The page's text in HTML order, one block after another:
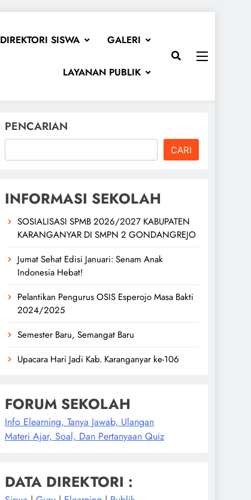
DIREKTORI SISWA GALERI
LAYANAN PUBLIK
PENCARIAN
CARI
INFORMASI SEKOLAH
SOSIALISASI SPMB 2026/2027 KABUPATEN
KARANGANYAR DI SMPN 2 GONDANGREJO
Jumat Sehat Edisi Januari: Senam Anak
Indonesia Hebat!
Pelantikan Pengurus OSIS Esperojo Masa Bakti
2024/2025
Semester Baru, Semangat Baru
Upacara Hari Jadi Kab. Karanganyar ke-106
FORUM SEKOLAH
Info Elearning, Tanya Jawab, Ulangan
Materi Ajar, Soal, Dan Pertanyaan Quiz
DATA DIREKTORI :